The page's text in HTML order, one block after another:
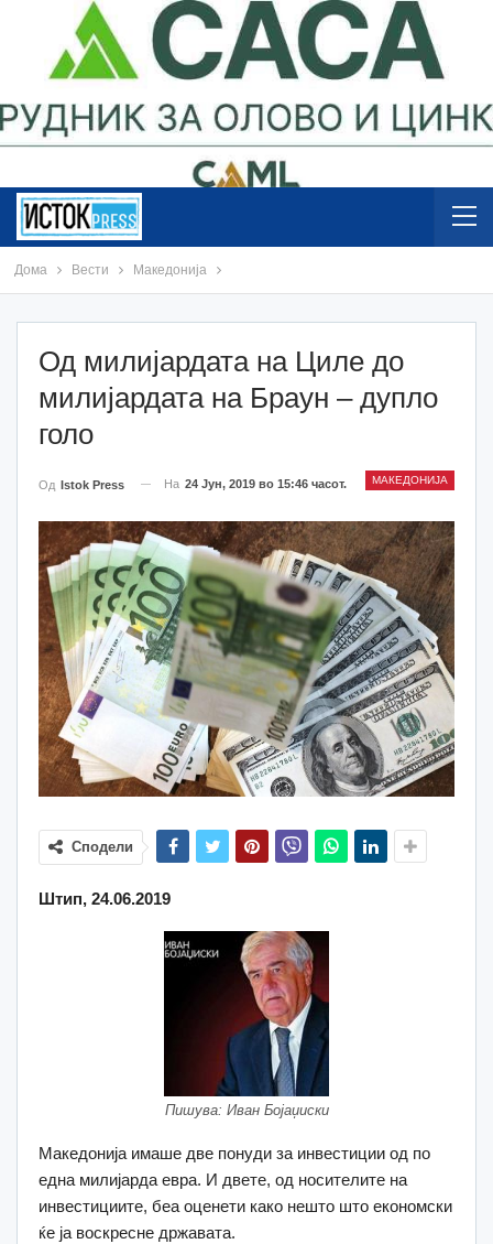
Дома Вести Македонија
Од милијардата на Циле до
милијардата на Браун – дупло
голо
МАКЕДОНИЈА
Од Istok Press На 24 Јун, 2019 во 15:46 часот.
Сподели
Штип, 24.06.2019
Пишува: Иван Бојаџиски
Македонија имаше две понуди за инвестиции од по
една милијарда евра. И двете, од носителите на
инвестициите, беа оценети како нешто што економски
ќе ја воскресне државата.